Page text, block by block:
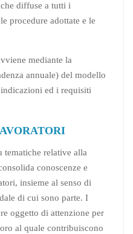
diffuse a tutti i
procedure adottate e le
mediante la
annuale) del modello
ed i requisiti
tematiche relative alla
conoscenze e
insieme al senso di
di cui sono parte. I
oggetto di attenzione per
al quale contribuiscono